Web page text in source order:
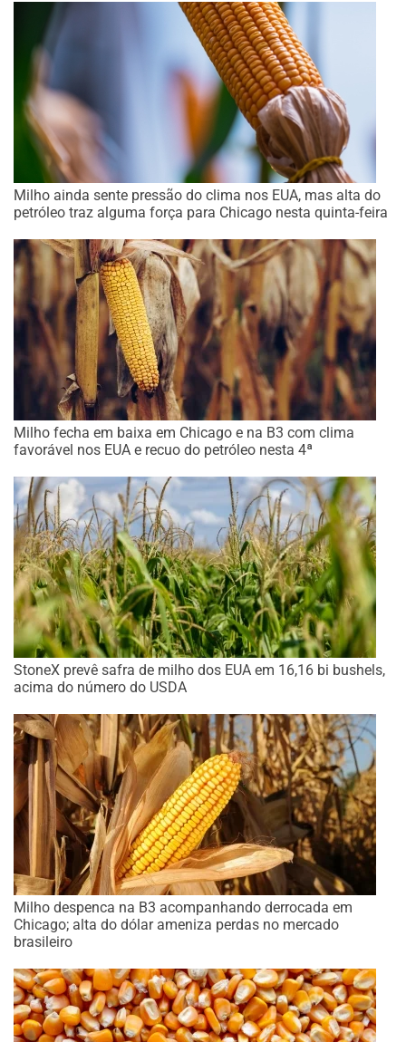
Milho ainda sente pressão do clima nos EUA, mas alta do
petróleo traz alguma força para Chicago nesta quinta-feira
Milho fecha em baixa em Chicago e na B3 com clima
favorável nos EUA e recuo do petróleo nesta 4ª
StoneX prevê safra de milho dos EUA em 16,16 bi bushels,
acima do número do USDA
Milho despenca na B3 acompanhando derrocada em
Chicago; alta do dólar ameniza perdas no mercado
brasileiro